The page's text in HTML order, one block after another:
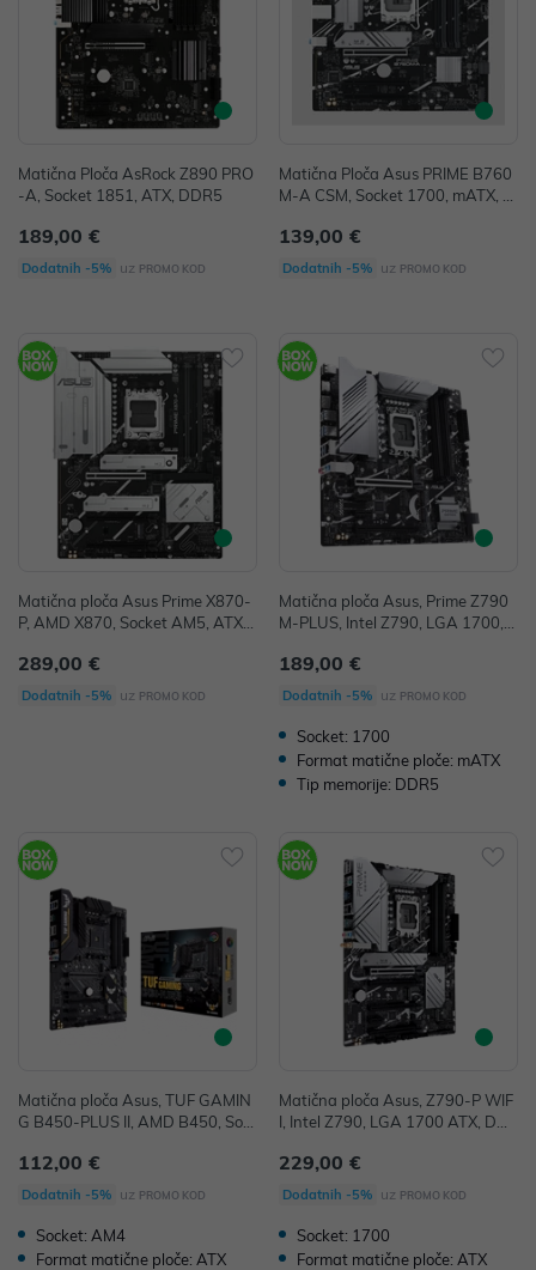
Matična Ploča AsRock Z890 PRO
-A, Socket 1851, ATX, DDR5
189,00 €
Dodatnih -5% uz PROMO KOD
Matična Ploča Asus PRIME B760
M-A CSM, Socket 1700, mATX, D
139,00 €
Dodatnih -5% uz PROMO KOD
Matična ploča Asus Prime X870-
P, AMD X870, Socket AM5, ATX,
289,00 €
Dodatnih -5% uz PROMO KOD
Matična ploča Asus, Prime Z790
M-PLUS, Intel Z790, LGA 1700, A
189,00 €
Dodatnih -5% uz PROMO KOD
Socket: 1700
Format matične ploče: mATX
Tip memorije: DDR5
Matična ploča Asus, TUF GAMIN
G B450-PLUS II, AMD B450, Soc
112,00 €
Dodatnih -5% uz PROMO KOD
Socket: AM4
Format matične ploče: ATX
Matična ploča Asus, Z790-P WIF
I, Intel Z790, LGA 1700 ATX, DD
229,00 €
Dodatnih -5% uz PROMO KOD
Socket: 1700
Format matične ploče: ATX